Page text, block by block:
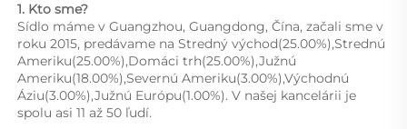
1. Kto sme?
Sídlo máme v Guangzhou, Guangdong, Čína, začali sme v
roku 2015, predávame na Stredný východ(25.00%),Strednú
Ameriku(25.00%),Domáci trh(25.00%),Južnú
Ameriku(18.00%),Severnú Ameriku(3.00%),Východnú
Áziu(3.00%),Južnú Európu(1.00%). V našej kancelárii je
spolu asi 11 až 50 ľudí.